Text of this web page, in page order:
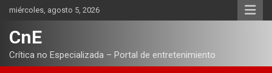
content
miércoles, agosto 5, 2026
CnE
Crítica no Especializada – Portal de entretenimiento